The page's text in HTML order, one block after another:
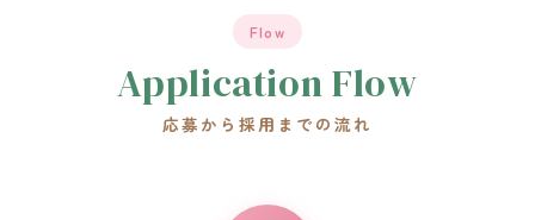
Flow
Application Flow
応募から採用までの流れ